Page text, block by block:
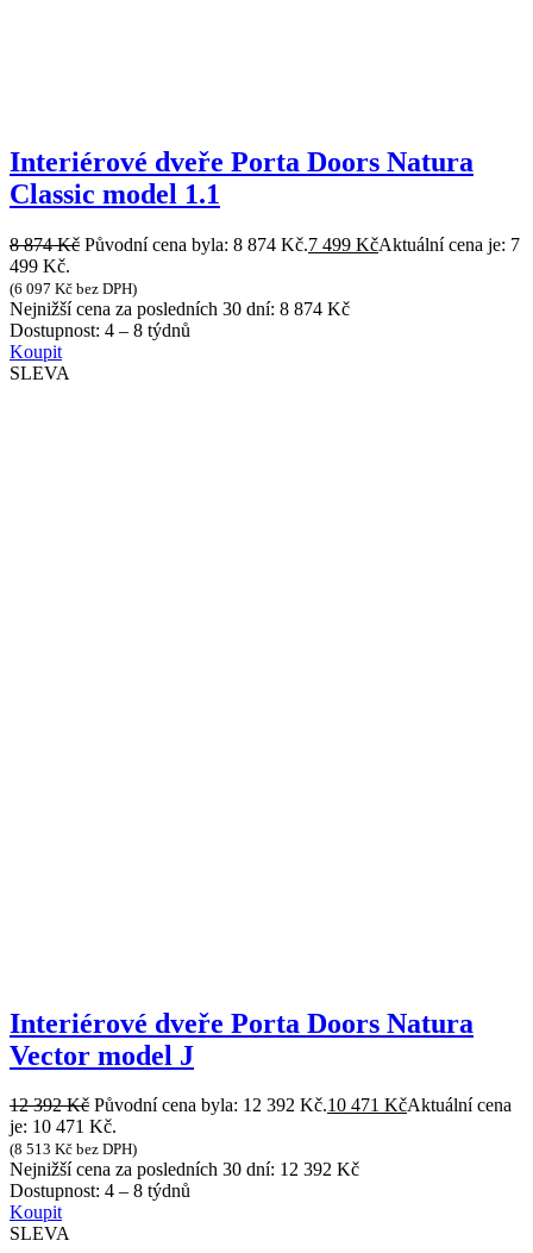
Interiérové dveře Porta Doors Natura
Classic model 1.1
8 874Kč Původní cena byla: 8 874 Kč.7 499 KčAktuální cena je: 7
499 Kč.
(6 097 Kč bez DPH)
Nejnižší cena za posledních 30 dní: 8 874 Kč
Dostupnost: 4 – 8 týdnů
Koupit
SLEVA
Interiérové dveře Porta Doors Natura
Vector model J
12 392Kč Původní cena byla: 12 392 Kč.10 471 KčAktuální cena
je: 10 471 Kč.
(8 513 Kč bez DPH)
Nejnižší cena za posledních 30 dní: 12 392 Kč
Dostupnost: 4 – 8 týdnů
Koupit
SLEVA